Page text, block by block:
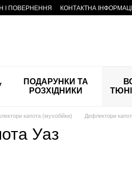
І ПОВЕРНЕННЯ КОНТАКТНА
ПОДАРУНКИ ТА
РОЗХІДНИКИ
капота (мухобійки) Дефлектори
Уаз